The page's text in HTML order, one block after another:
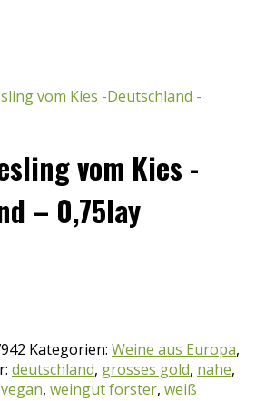
vom Kies -
– 0,75lay
Kategorien: Weine aus Europa,
deutschland, grosses gold, nahe,
vegan, weingut forster, weiß